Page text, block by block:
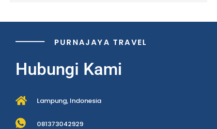
PURNAJAYA TRAVEL
Hubungi Kami
Lampung, Indonesia
081373042929